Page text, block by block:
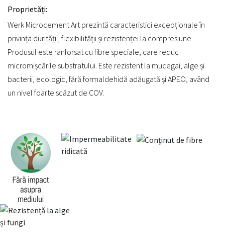
Proprietăți:
Werk Microcement Art prezintă caracteristici excepționale în
privința durității, flexibilității și rezistenței la compresiune.
Produsul este ranforsat cu fibre speciale, care reduc
micromișcările substratului. Este rezistent la mucegai, alge și
bacterii, ecologic, fără formaldehidă adăugată și APEO, având
un nivel foarte scăzut de COV.